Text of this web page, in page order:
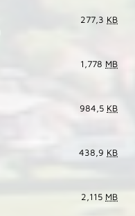
277,3 KB
1,778 MB
984,5 KB
438,9 KB
2,115 MB